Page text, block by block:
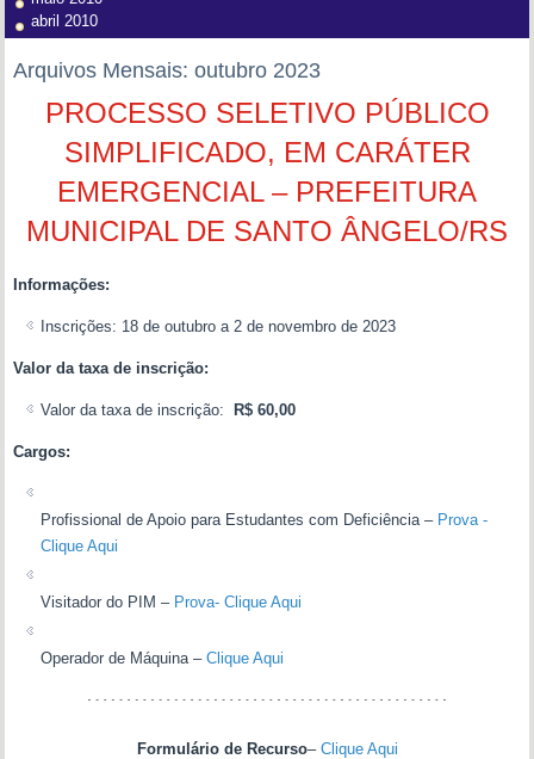
abril 2010
Arquivos Mensais:outubro 2023
PROCESSO SELETIVO PÚBLICO
SIMPLIFICADO, EM CARÁTER
EMERGENCIAL – PREFEITURA
MUNICIPAL DE SANTO ÂNGELO/RS
Informações:
Inscrições: 18 de outubro a 2 de novembro de 2023
Valor da taxa de inscrição:
Valor da taxa de inscrição: R$ 60,00
Cargos:
Profissional de Apoio para Estudantes com Deficiência – Prova -
Clique Aqui
Visitador do PIM –Prova- Clique Aqui
Operador de Máquina –Clique Aqui
Formulário de Recurso– Clique Aqui